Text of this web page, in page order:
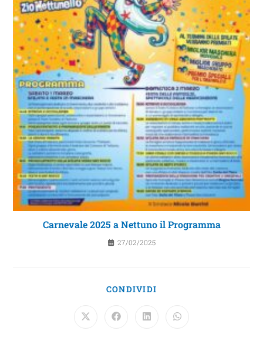
Carnevale 2025 a Nettuno il Programma
27/02/2025
CONDIVIDI